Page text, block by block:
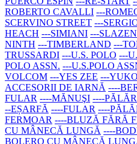
ROBERTO CAVALLI ---
SCERVINO STREET ---
HEACH ---SIMIANI ---
NINTH ---TIMBERLAND ---
TRUSSARDI ---U.S. POLO ---
POLO ASSN. ---U.S.POLO
VOLCOM ---YES ZEE ---YUKO
ACCESORII DE IARNĂ ----
FULAR ----MĂNUŞI ----
--EȘARFĂ ----FULAR ----
FERMOAR ----BLUZĂ FĂRĂ
CU MÂNECĂ LUNGĂ ----
BOLERO CU MÂNECĂ